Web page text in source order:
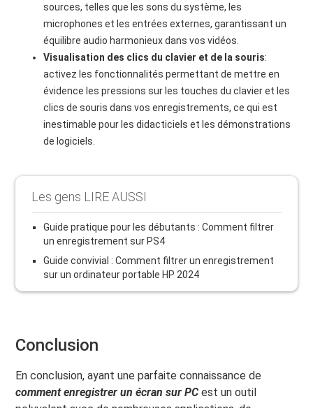
sources, telles que les sons du système, les
microphones et les entrées externes, garantissant un
équilibre audio harmonieux dans vos vidéos.
Visualisation des clics du clavier et de la souris:
activez les fonctionnalités permettant de mettre en
évidence les pressions sur les touches du clavier et les
clics de souris dans vos enregistrements, ce qui est
inestimable pour les didacticiels et les démonstrations
de logiciels.
Les gens LIRE AUSSI
Guide pratique pour les débutants : Comment filtrer
un enregistrement sur PS4
Guide convivial : Comment filtrer un enregistrement
sur un ordinateur portable HP 2024
Conclusion
En conclusion, ayant une parfaite connaissance de
comment enregistrer un écran sur PC est un outil